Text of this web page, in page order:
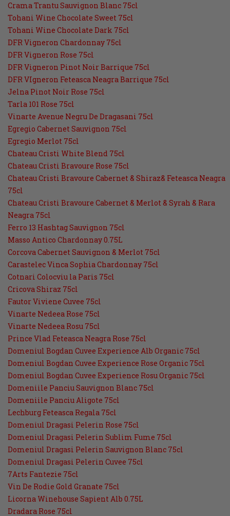
Crama Trantu Sauvignon Blanc 75cl
Tohani Wine Chocolate Sweet 75cl
Tohani Wine Chocolate Dark 75cl
DFR Vigneron Chardonnay 75cl
DFR Vigneron Rose 75cl
DFR Vigneron Pinot Noir Barrique 75cl
DFR VIgneron Feteasca Neagra Barrique 75cl
Jelna Pinot Noir Rose 75cl
Tarla 101 Rose 75cl
Vinarte Avenue Negru De Dragasani 75cl
Egregio Cabernet Sauvignon 75cl
Egregio Merlot 75cl
Chateau Cristi White Blend 75cl
Chateau Cristi Bravoure Rose 75cl
Chateau Cristi Bravoure Cabernet & Shiraz& Feteasca Neagra
75cl
Chateau Cristi Bravoure Cabernet & Merlot & Syrah & Rara
Neagra 75cl
Ferro 13 Hashtag Sauvignon 75cl
Masso Antico Chardonnay 0.75L
Corcova Cabernet Sauvignon & Merlot 75cl
Carastelec Vinca Sophia Chardonnay 75cl
Cotnari Colocviu la Paris 75cl
Cricova Shiraz 75cl
Fautor Viviene Cuvee 75cl
Vinarte Nedeea Rose 75cl
Vinarte Nedeea Rosu 75cl
Prince Vlad Feteasca Neagra Rose 75cl
Domeniul Bogdan Cuvee Experience Alb Organic 75cl
Domeniul Bogdan Cuvee Experience Rose Organic 75cl
Domeniul Bogdan Cuvee Experience Rosu Organic 75cl
Domeniile Panciu Sauvignon Blanc 75cl
Domeniile Panciu Aligote 75cl
Lechburg Feteasca Regala 75cl
Domeniul Dragasi Pelerin Rose 75cl
Domeniul Dragasi Pelerin Sublim Fume 75cl
Domeniul Dragasi Pelerin Sauvignon Blanc 75cl
Domeniul Dragasi Pelerin Cuvee 75cl
7Arts Fantezie 75cl
Vin De Rodie Gold Granate 75cl
Licorna Winehouse Sapient Alb 0.75L
Dradara Rose 75cl